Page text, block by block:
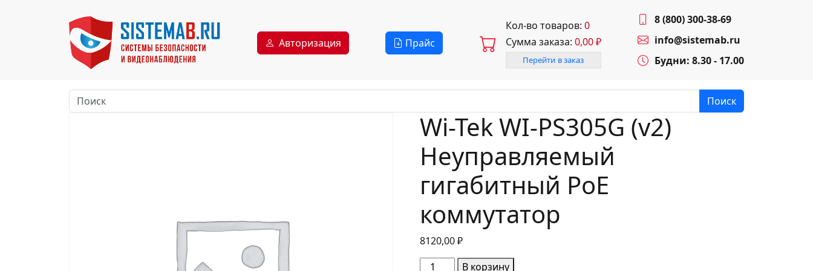
Авторизация Прайс
Кол-во товаров: 0
Сумма заказа: 0,00₽
Перейти в заказ
8 (800) 300-38-69
info@sistemab.ru
Будни: 8.30 - 17.00
Поиск
Wi-Tek WI-PS305G (v2)
Неуправляемый
гигабитный PoE
коммутатор
8120,00₽
КоличествоВ корзину